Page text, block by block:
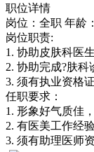
职位详情
岗位：全职 年龄
岗位职责:
1. 协助皮肤科医
2. 协助完成?肤科
3. 须有执业资格
任职要求：
1. 形象好气质佳
2. 有医美工作经
3. 须有助理医师